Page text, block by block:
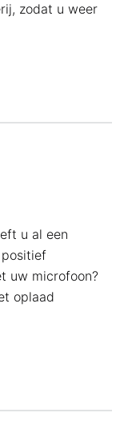
zodat u weer
u al een
uw microfoon?
oplaad